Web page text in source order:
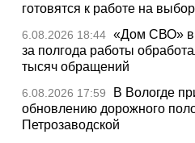
готовятся к работе на
6.08.2026 18:44 «Дом СВО» в
за полгода работы
тысяч обращений
6.08.2026 17:59
В Вологде
обновлению дорожного
Петрозаводской